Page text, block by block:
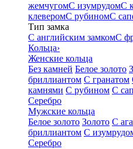
жемчугомС изумрудомС
клеверомС рубиномС
Тип замка
С английским замкомС
Кольца›
Женские кольца
Без камней Белое золото
бриллиантом С гранатом
камнями С рубином С
Серебро
Мужские кольца
Белое золото Золото С
бриллиантом С
Серебро